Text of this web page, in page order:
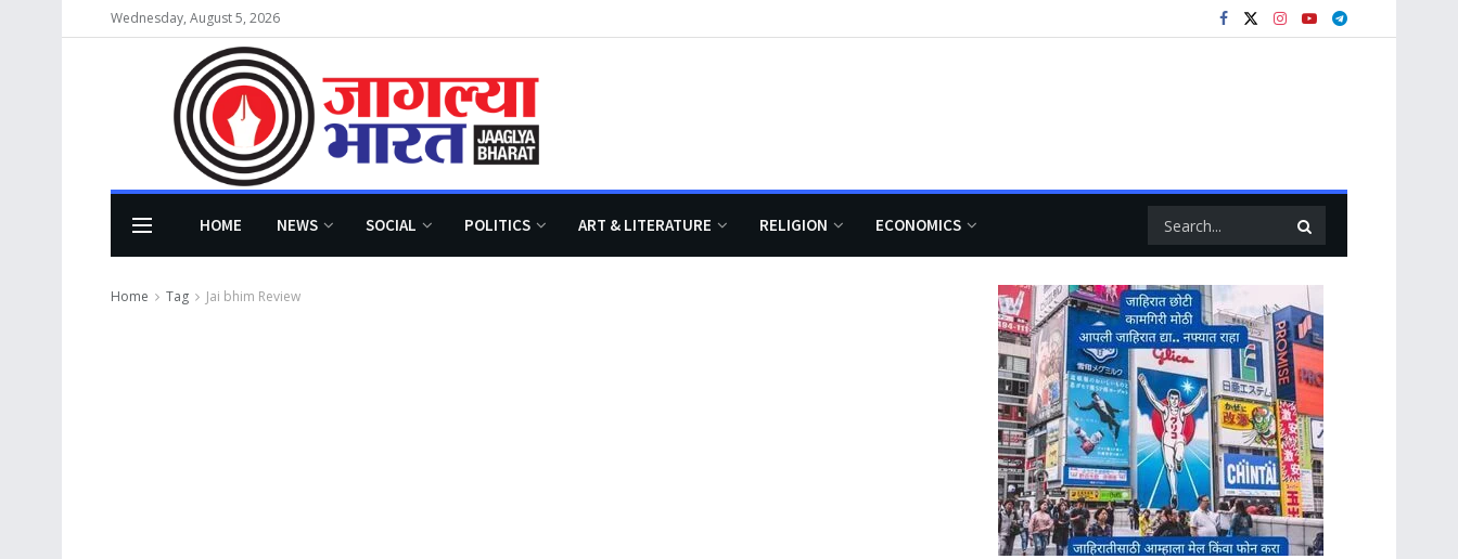
Wednesday, August 5, 2026
HOME NEWS SOCIAL POLITICS ART & LITERATURE RELIGION ECONOMICS
Home Tag Jai bhim Review